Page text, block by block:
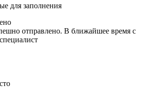
для заполнения
отправлено. В ближайшее время с